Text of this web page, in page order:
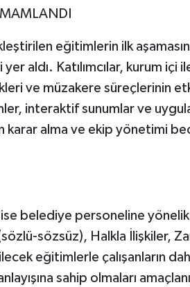
eğitimlerin ilk
aldı. Katılımcılar, kurum içi
ve müzakere süreçlerinin
interaktif sunumlar ve
alma ve ekip yönetimi
ise belediye personeline
sözsüz), Halkla İlişkiler,
eğitimlerle çalışanların
sahip olmaları